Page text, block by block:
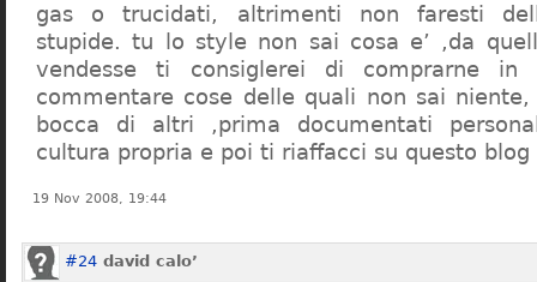
gas o trucidati, altrimenti non faresti
stupide. tu lo style non sai cosa e’ ,da
vendesse ti consiglerei di comprarne in
commentare cose delle quali non sai
bocca di altri ,prima documentati
cultura propria e poi ti riaffacci su questo blog
19 Nov 2008, 19:44
#24 david calo’